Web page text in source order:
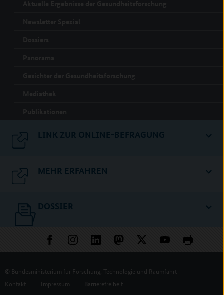
LINK ZUR ONLINE-BEFRAGUNG
MEHR ERFAHREN
DOSSIER
© Bundesministerium für Forschung, Technologie und Raumfahrt
Kontakt
| Impressum | Barrierefreiheit